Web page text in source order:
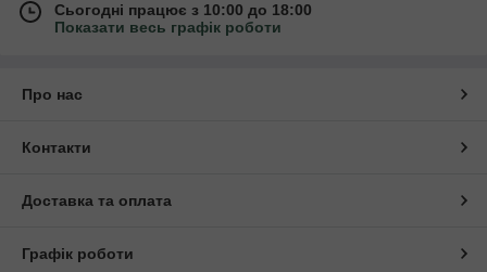
Сьогодні працює з 10:00 до 18:00
Показати весь графік роботи
Про нас
Контакти
Доставка та оплата
Графік роботи